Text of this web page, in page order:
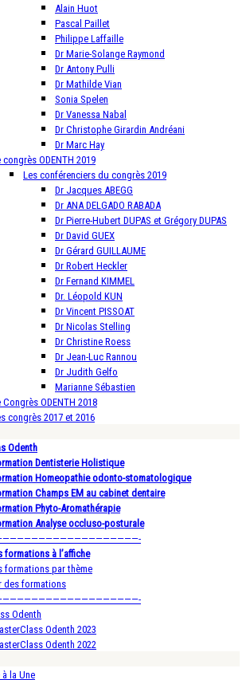
Alain Huot
Pascal Paillet
Philippe Laffaille
Dr Marie-Solange Raymond
Dr Antony Pulli
Dr Mathilde Vian
Sonia Spelen
Dr Vanessa Nabal
Dr Christophe Girardin Andréani
Dr Marc Hay
congrès ODENTH 2019
Les conférenciers du congrès 2019
Dr Jacques ABEGG
Dr ANA DELGADO RABADA
Dr Pierre-Hubert DUPAS et Grégory DUPAS
Dr David GUEX
Dr Gérard GUILLAUME
Dr Robert Heckler
Dr Fernand KIMMEL
Dr. Léopold KUN
Dr Vincent PISSOAT
Dr Nicolas Stelling
Dr Christine Roess
Dr Jean-Luc Rannou
Dr Judith Gelfo
Marianne Sébastien
Congrès ODENTH 2018
congrès 2017 et 2016
Odenth
Dentisterie Holistique
Homeopathie odonto-stomatologique
Champs EM au cabinet dentaire
Phyto-Aromathérapie
Analyse occluso-posturale
formations à l’affiche
formations par thème
des formations
Odenth
Odenth 2023
Odenth 2022
la Une